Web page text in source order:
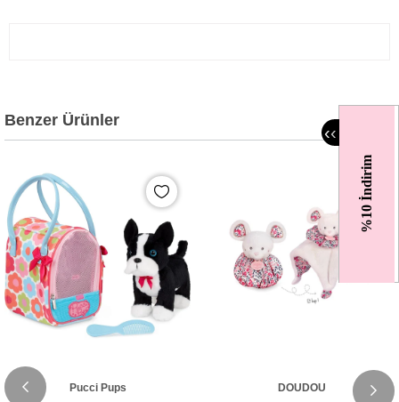
%10 İndirim
‹‹
Benzer Ürünler
Pucci Pups DOUDOU